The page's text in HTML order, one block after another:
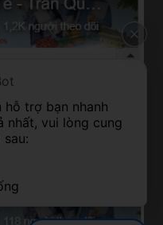
trợ bạn nhanh
nhất, vui lòng cung
sau: